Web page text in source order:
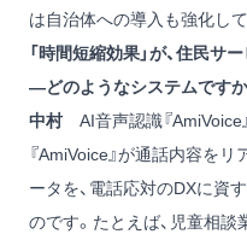
は自治体への導入も強化して
「時間短縮効果」が、住民サ
―どのようなシステムですか
中村AI音声認識『AmiVoice
『AmiVoice』が通話内容を
ータを、電話応対のDXに資
のです。たとえば、児童相談